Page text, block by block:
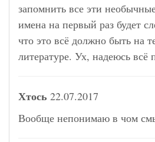
запомнить все эти
имена на первый раз будет
что это всё должно быть на
литературе. Ух, надеюсь всё
Хтось 22.07.2017
Вообще непонимаю в чом